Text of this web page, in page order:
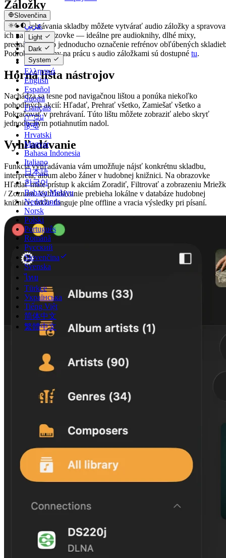
Slovenčina
عربي
Català
Čeština
Dansk
Deutsch
Ελληνικά
English
Español
Suomi
Français
עברית
हिन्दी
Hrvatski
Magyar
Bahasa Indonesia
Italiano
日本語
한국어
Bahasa Melayu
Nederlands
Norsk
Polski
Português
Română
Русский
Slovenčina
Svenska
ไทย
Türkçe
Українська
Tiếng Việt
简体中文
繁體中文
Light
Dark
System
Záložky
Počas prehrávania skladby môžete vytvárať audio záložky a
ich na tejto obrazovke — ideálne pre audioknihy, dlhé mixy,
prednášky alebo jednoducho označenie refrénov obľúbených
Podrobné pokyny na prácu s audio záložkami sú dostupné tu.
Horná lišta nástrojov
Nachádza sa tesne pod navigačnou lištou a ponúka niekoľko
pohodlných akcií: Hľadať, Prehrať všetko, Zamiešať všetko a
Pokračovať v prehrávaní. Túto lištu môžete zobraziť alebo skryť
jednoduchým potiahnutím nadol.
Vyhľadávanie
Funkcia vyhľadávania vám umožňuje nájsť konkrétnu skladbu,
interpreta, album alebo žáner v hudobnej knižnici. Na obrazovke
Hľadať máte prístup k akciám Zoradiť, Filtrovať a zobrazeniu
/ Zoznam. Vyhľadávanie prebieha lokálne v databáze hudobnej
knižnice, takže funguje plne offline a vracia výsledky pri písaní.